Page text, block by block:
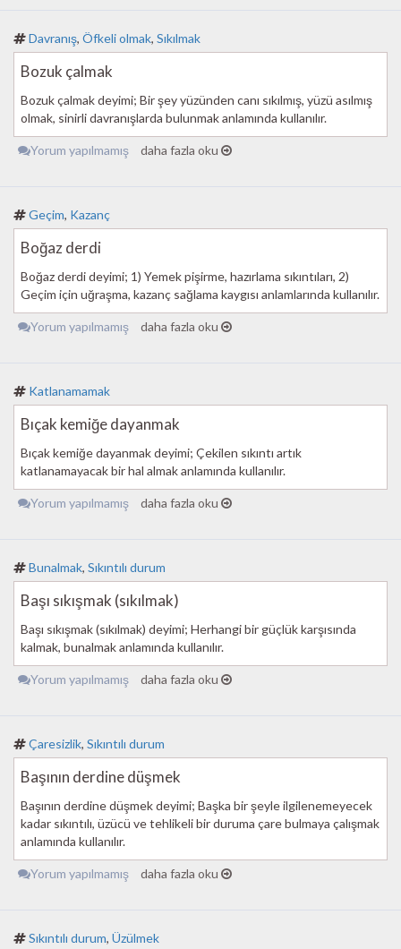
Davranış, Öfkeli olmak, Sıkılmak
Bozuk çalmak
Bozuk çalmak deyimi; Bir şey yüzünden canı sıkılmış, yüzü asılmış
olmak, sinirli davranışlarda bulunmak anlamında kullanılır.
Yorum yapılmamış daha fazla oku
Geçim, Kazanç
Boğaz derdi
Boğaz derdi deyimi; 1) Yemek pişirme, hazırlama sıkıntıları, 2)
Geçim için uğraşma, kazanç sağlama kaygısı anlamlarında kullanılır.
Yorum yapılmamış daha fazla oku
Katlanamamak
Bıçak kemiğe dayanmak
Bıçak kemiğe dayanmak deyimi; Çekilen sıkıntı artık
katlanamayacak bir hal almak anlamında kullanılır.
Yorum yapılmamış daha fazla oku
Bunalmak, Sıkıntılı durum
Başı sıkışmak (sıkılmak)
Başı sıkışmak (sıkılmak) deyimi; Herhangi bir güçlük karşısında
kalmak, bunalmak anlamında kullanılır.
Yorum yapılmamış daha fazla oku
Çaresizlik, Sıkıntılı durum
Başının derdine düşmek
Başının derdine düşmek deyimi; Başka bir şeyle ilgilenemeyecek
kadar sıkıntılı, üzücü ve tehlikeli bir duruma çare bulmaya çalışmak
anlamında kullanılır.
Yorum yapılmamış daha fazla oku
Sıkıntılı durum, Üzülmek